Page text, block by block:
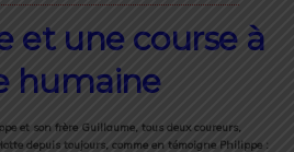
et une course à
humaine
et son frère Guillaume, tous deux coureurs,
depuis toujours, comme en témoigne Philippe :